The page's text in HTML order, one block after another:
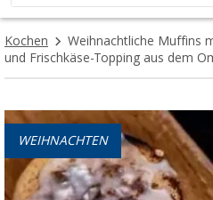
Kochen
Weihnachtliche Muffins
und Frischkäse-Topping aus dem
WEIHNACHTEN